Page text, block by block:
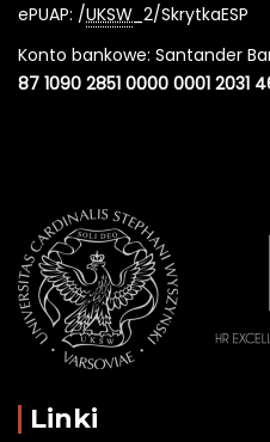
ePUAP: /UKSW _2/SkrytkaESP
Konto bankowe: Santander
87 1090 2851 0000 0001 2031
Linki